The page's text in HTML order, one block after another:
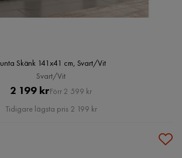
Skänk 141x41 cm, Svart/Vit
Svart/Vit
Pris
2 199 krOriginal
Pris
Förr 2 599 kr
Tidigare lägsta pris 2 199 kr